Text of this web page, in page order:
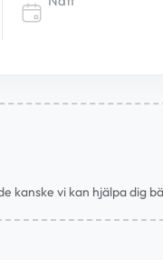
kanske vi kan hjälpa dig